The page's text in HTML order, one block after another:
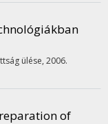
ülése, 2006.
of